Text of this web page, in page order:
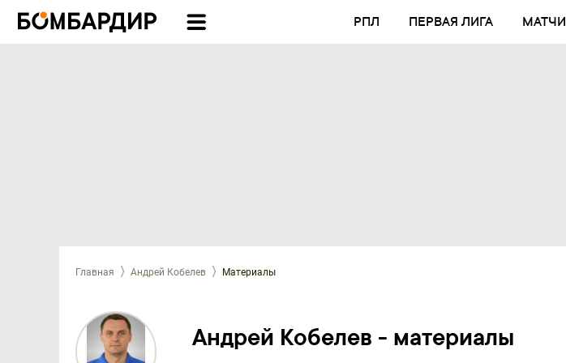
РПЛ ПЕРВАЯ ЛИГА МАТЧИ
Главная Андрей Кобелев Материалы
Андрей Кобелев - материалы